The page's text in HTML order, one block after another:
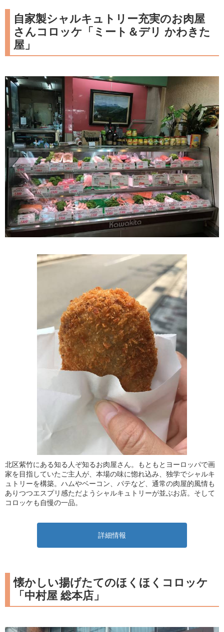
自家製シャルキュトリー充実のお肉屋
さんコロッケ「ミート＆デリ かわきた
屋」
北区紫竹にある知る人ぞ知るお肉屋さん。もともとヨーロッパで画
家を目指していたご主人が、本場の味に惚れ込み、独学でシャルキ
ュトリーを構築。ハムやベーコン、パテなど、通常の肉屋的風情も
ありつつエスプリ感ただようシャルキュトリーが並ぶお店。そして
コロッケも自慢の一品。
詳細情報
懐かしい揚げたてのほくほくコロッケ
「中村屋 総本店」